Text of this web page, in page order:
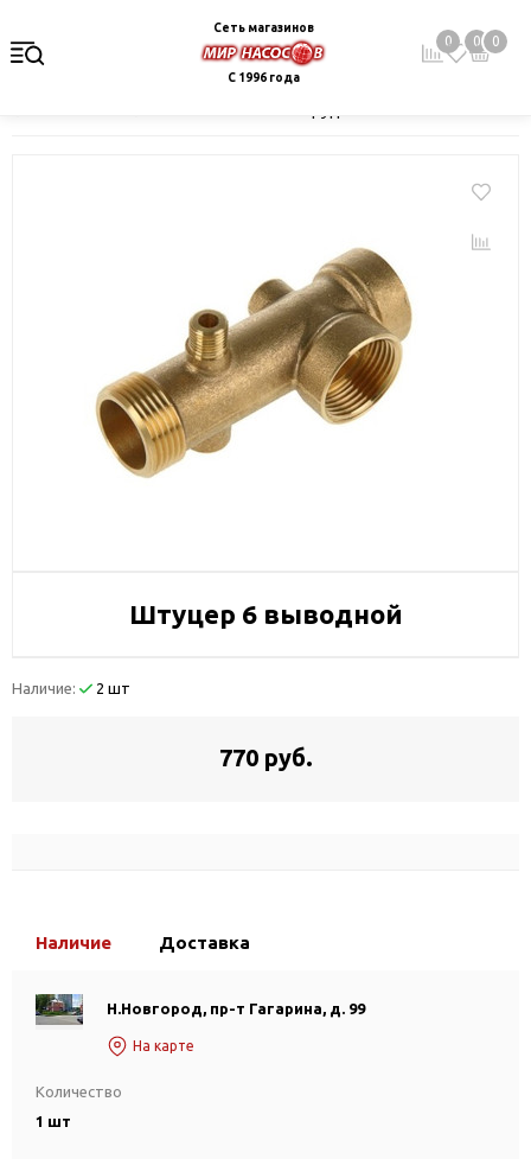
Сеть магазинов
С 1996 года
0 0 0
Штуцер 6 выводной
Наличие: 2 шт
770 руб.
Наличие Доставка
Н.Новгород, пр-т Гагарина, д. 99
На карте
Количество
1 шт